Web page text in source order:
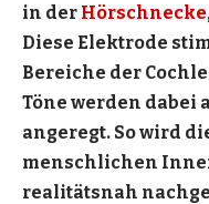
in der Hörschnecke
Diese Elektrode
Bereiche der
Töne werden dabei
angeregt. So wird
menschlichen
realitätsnah